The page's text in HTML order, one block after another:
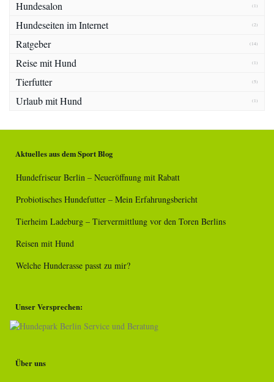
Hundesalon (1)
Hundeseiten im Internet (2)
Ratgeber (14)
Reise mit Hund (1)
Tierfutter (5)
Urlaub mit Hund (1)
Aktuelles aus dem Sport Blog
Hundefriseur Berlin – Neueröffnung mit Rabatt
Probiotisches Hundefutter – Mein Erfahrungsbericht
Tierheim Ladeburg – Tiervermittlung vor den Toren Berlins
Reisen mit Hund
Welche Hunderasse passt zu mir?
Unser Versprechen:
Über uns